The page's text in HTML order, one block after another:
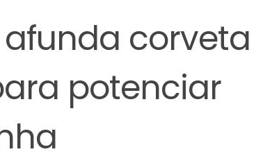
corveta
potenciar